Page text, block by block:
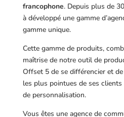
francophone. Depuis plus de
à développé une gamme
gamme unique.
Cette gamme de produits,
maîtrise de notre outil de
Offset 5 de se différencier et
les plus pointues de ses
de personnalisation.
Vous êtes une agence de